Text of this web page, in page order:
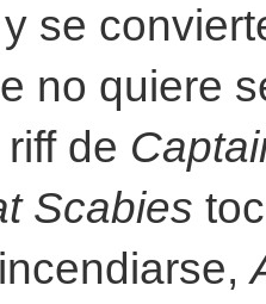
se
no quiere
riff de
Scabies